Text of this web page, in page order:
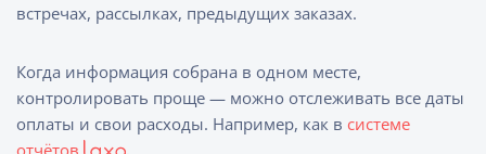
встречах, рассылках, предыдущих заказах.
Когда информация собрана в одном месте,
контролировать проще — можно отслеживать все даты
оплаты и свои расходы. Например, как в системе